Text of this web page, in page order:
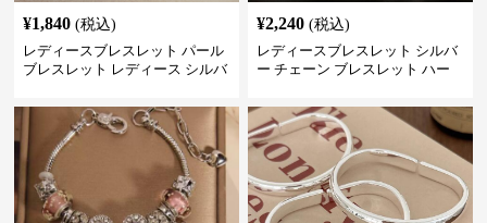
¥1,840 (税込)
レディースブレスレット パール
ブレスレット レディース シルバ
¥2,240 (税込)
レディースブレスレット シルバ
ー チェーン ブレスレット ハー